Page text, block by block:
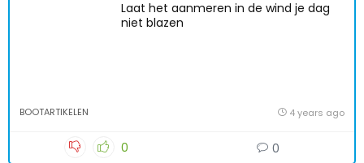
Laat het aanmeren in de wind je dag
niet blazen
BOOTARTIKELEN 4 years ago
0 0